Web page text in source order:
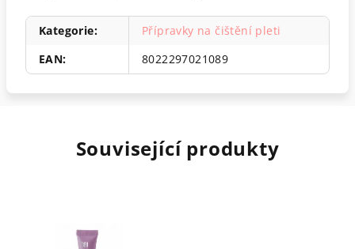
Kategorie:
Přípravky na čištění pleti
EAN: 8022297021089
Související produkty